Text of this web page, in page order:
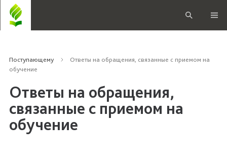
Поступающему
Ответы на обращения, связанные с приемом на
обучение
Ответы на обращения,
связанные с приемом на
обучение